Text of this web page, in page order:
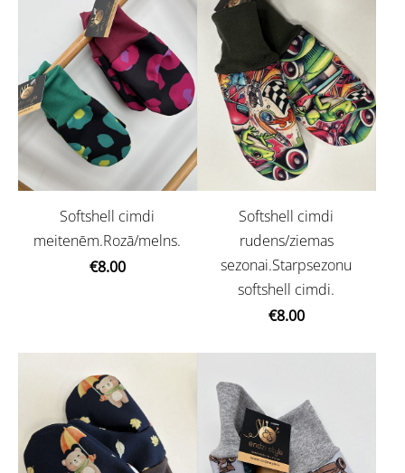
Softshell cimdi
meitenēm.Rozā/melns.
€8.00
Softshell cimdi
rudens/ziemas
sezonai.Starpsezonu
softshell cimdi.
€8.00